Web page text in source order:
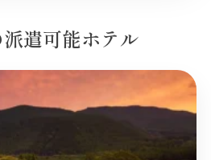
遣可能ホテル